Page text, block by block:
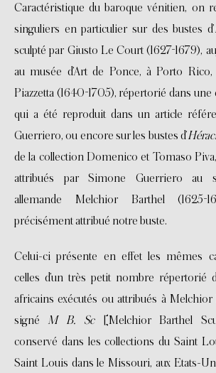
Caractéristique du baroque vénitien, on
singuliers en particulier sur des bustes d’
sculpté par Giusto Le Court (1627-1679),
au musée d’Art de Ponce, à Porto
Piazzetta (1640-1705), répertorié dans
qui a été reproduit dans un article
Guerriero, ou encore sur les bustes d’
de la collection Domenico et Tomaso
attribués par Simone Guerriero au
allemande Melchior Barthel (1625-
précisément attribué notre buste.
Celui-ci présente en effet les mêmes
celles d’un très petit nombre répertorié
africains exécutés ou attribués à Melchior
signé M B. Sc[Melchior Barthel
conservé dans les collections du Saint
Saint Louis dans le Missouri, aux Etats-